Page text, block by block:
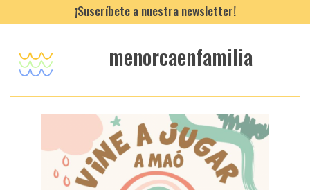
¡Suscríbete a nuestra newsletter!
menorcaenfamilia